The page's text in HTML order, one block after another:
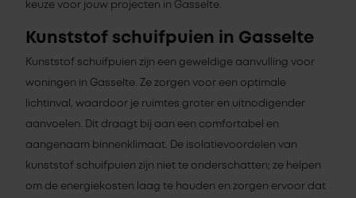
keuze voor jouw projecten in Gasselte.
Kunststof schuifpuien in Gasselte
Kunststof schuifpuien zijn een geweldige aanvulling voor
woningen in Gasselte. Ze zorgen voor een optimale
lichtinval, waardoor je ruimtes groter en uitnodigender
aanvoelen. Dit draagt bij aan een comfortabel en
aangenaam binnenklimaat. De isolatievoordelen van
kunststof schuifpuien zijn niet te onderschatten; ze helpen
om de energiekosten laag te houden en zorgen ervoor dat